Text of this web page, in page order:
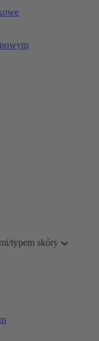
typem skóry